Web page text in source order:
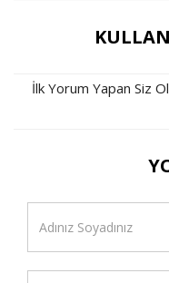
İlk Yorum Yapan Siz